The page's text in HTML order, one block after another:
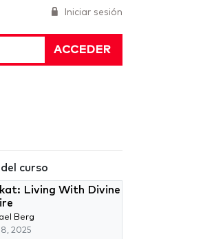
Iniciar sesión
ACCEDER
curso
Living With Divine
Berg
2025